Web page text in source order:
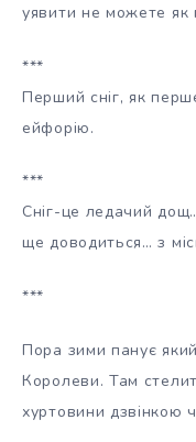
уявити не можете як
***
Перший сніг, як
ейфорію.
***
Сніг-це ледачий
ще доводиться… з
***
Пора зими панує який
Королеви. Там
хуртовини дзвінкою